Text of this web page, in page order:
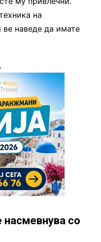
на
ве наведе да имате
со